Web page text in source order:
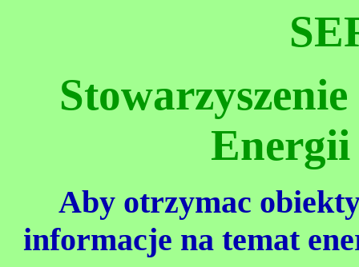
Aby otrzymac
informacje na temat